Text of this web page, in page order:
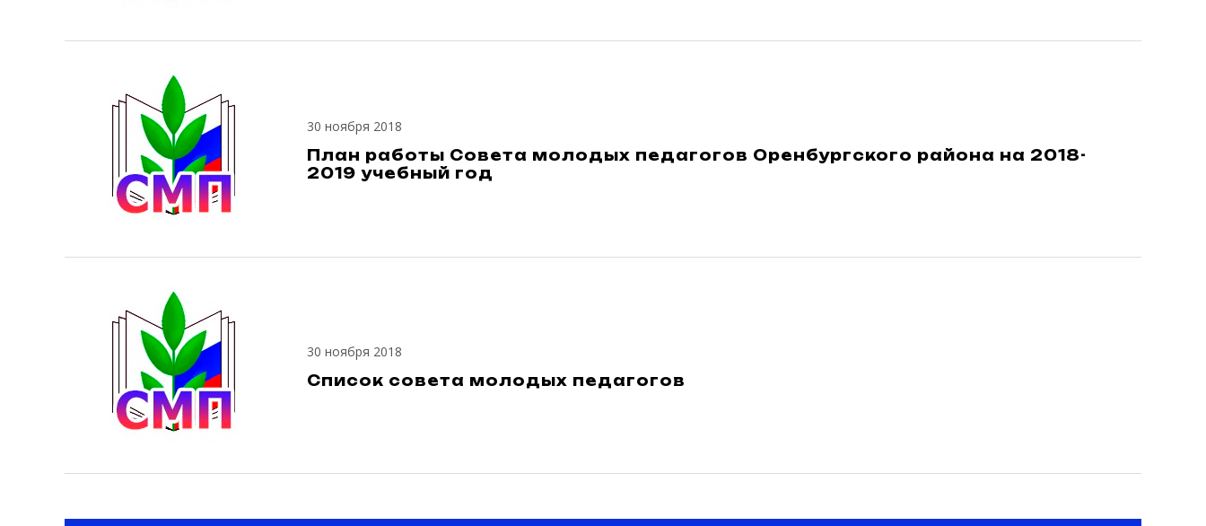
30 ноября 2018
План работы Совета молодых педагогов Оренбургского района на 2018-
2019 учебный год
30 ноября 2018
Список совета молодых педагогов